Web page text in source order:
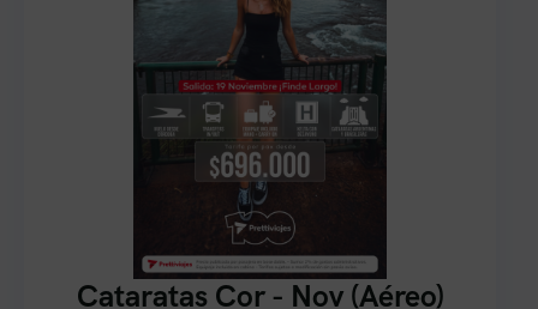
Cataratas Cor - Nov (Aéreo)